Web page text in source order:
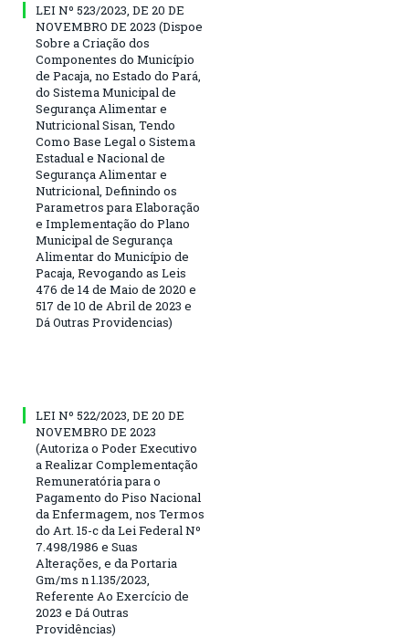
LEI Nº 523/2023, DE 20 DE
NOVEMBRO DE 2023 (Dispoe
Sobre a Criação dos
Componentes do Município
de Pacaja, no Estado do Pará,
do Sistema Municipal de
Segurança Alimentar e
Nutricional Sisan, Tendo
Como Base Legal o Sistema
Estadual e Nacional de
Segurança Alimentar e
Nutricional, Definindo os
Parametros para Elaboração
e Implementação do Plano
Municipal de Segurança
Alimentar do Município de
Pacaja, Revogando as Leis
476 de 14 de Maio de 2020 e
517 de 10 de Abril de 2023 e
Dá Outras Providencias)
LEI Nº 522/2023, DE 20 DE
NOVEMBRO DE 2023
(Autoriza o Poder Executivo
a Realizar Complementação
Remuneratória para o
Pagamento do Piso Nacional
da Enfermagem, nos Termos
do Art. 15-c da Lei Federal Nº
7.498/1986 e Suas
Alterações, e da Portaria
Gm/ms n 1.135/2023,
Referente Ao Exercício de
2023 e Dá Outras
Providências)